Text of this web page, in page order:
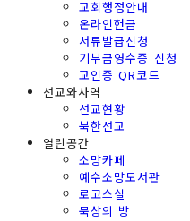
교회행정안내
온라인헌금
서류발급신청
기부금영수증 신청
교인증 QR코드
선교와사역
선교현황
북한선교
열린공간
소망카페
예수소망도서관
로고스실
묵상의 방